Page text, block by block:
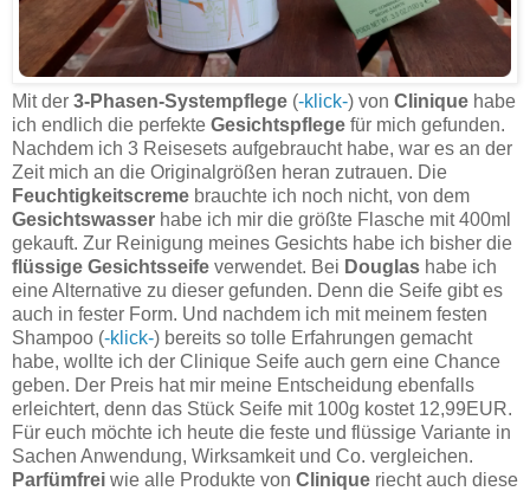
Mit der 3-Phasen-Systempflege (-klick-) von Clinique habe
ich endlich die perfekte Gesichtspflege für mich gefunden.
Nachdem ich 3 Reisesets aufgebraucht habe, war es an der
Zeit mich an die Originalgrößen heran zutrauen. Die
Feuchtigkeitscreme brauchte ich noch nicht, von dem
Gesichtswasser habe ich mir die größte Flasche mit 400ml
gekauft. Zur Reinigung meines Gesichts habe ich bisher die
flüssige Gesichtsseife verwendet. Bei Douglas habe ich
eine Alternative zu dieser gefunden. Denn die Seife gibt es
auch in fester Form. Und nachdem ich mit meinem festen
Shampoo (-klick-) bereits so tolle Erfahrungen gemacht
habe, wollte ich der Clinique Seife auch gern eine Chance
geben. Der Preis hat mir meine Entscheidung ebenfalls
erleichtert, denn das Stück Seife mit 100g kostet 12,99EUR.
Für euch möchte ich heute die feste und flüssige Variante in
Sachen Anwendung, Wirksamkeit und Co. vergleichen.
Parfümfrei wie alle Produkte von Clinique riecht auch diese